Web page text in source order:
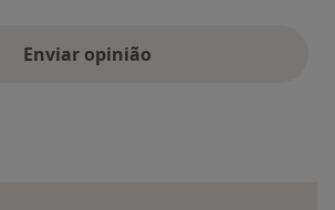
Enviar opinião